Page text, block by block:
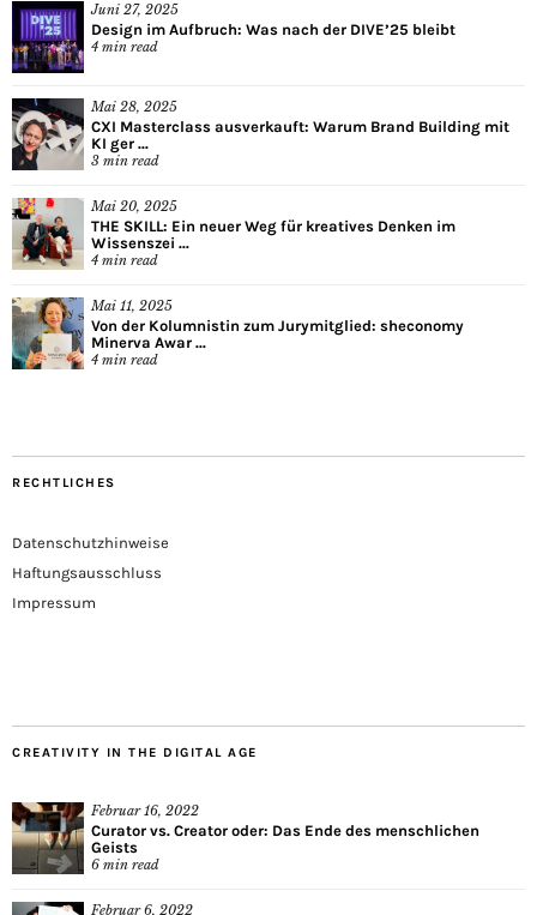
Juni 27, 2025
Design im Aufbruch: Was nach der DIVE’25 bleibt
4 min read
Mai 28, 2025
CXI Masterclass ausverkauft: Warum Brand Building mit
KI ger ...
3 min read
Mai 20, 2025
THE SKILL: Ein neuer Weg für kreatives Denken im
Wissenszei ...
4 min read
Mai 11, 2025
Von der Kolumnistin zum Jurymitglied: sheconomy
Minerva Awar ...
4 min read
RECHTLICHES
Datenschutzhinweise
Haftungsausschluss
Impressum
CREATIVITY IN THE DIGITAL AGE
Februar 16, 2022
Curator vs. Creator oder: Das Ende des menschlichen
Geists
6 min read
Februar 6, 2022